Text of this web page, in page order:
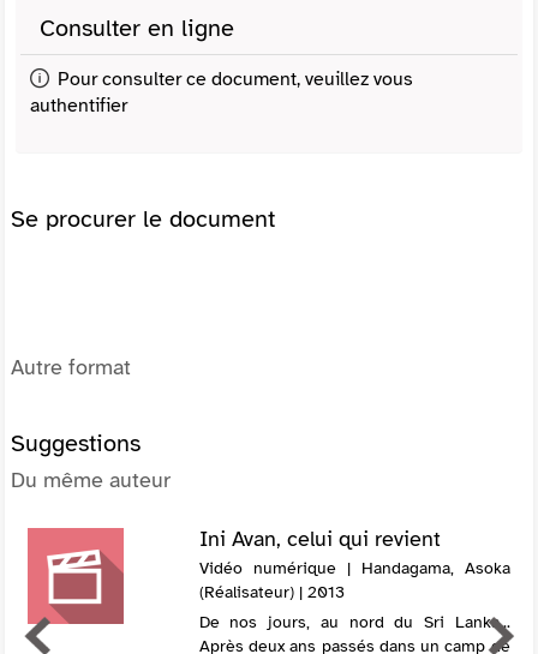
Consulter en ligne
Pour consulter ce document, veuillez vous
authentifier
Se procurer le document
Autre format
Suggestions
Du même auteur
Ini Avan, celui qui revient
Vidéo numérique | Handagama, Asoka
(Réalisateur) | 2013
De nos jours, au nord du Sri Lanka...
Après deux ans passés dans un camp de